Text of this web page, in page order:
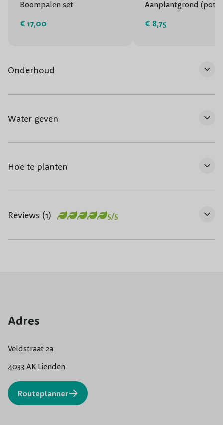
Boompalen set
€ 17,00
Aanplantgrond
€ 8,75
Onderhoud
Water geven
Hoe te planten
Reviews (1) 5/5
Adres
Veldstraat 2a
4033 AK Lienden
Routeplanner